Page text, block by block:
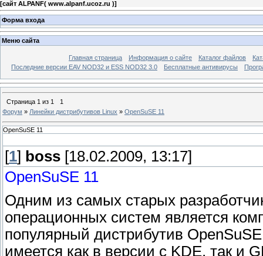
[сайт ALPANF( www.alpanf.ucoz.ru )]
Форма входа
Меню сайта
Главная страница Информация о сайте Каталог файлов
Последние версии EAV NOD32 и ESS NOD32 3.0
Бесплатные антивирусы
Страница 1 из 1
1
Форум » Линейки дистрибутивов Linux » OpenSuSE 11
OpenSuSE 11
[1] boss [18.02.2009, 13:17]
OpenSuSE 11
Одним из самых старых
операционных систем является
популярный дистрибутив
имеется как в версии с KDE, так и